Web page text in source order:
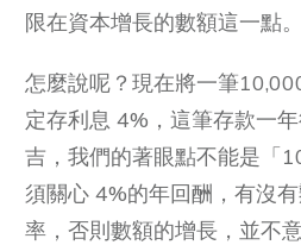
限在資本增長的數額這一點。
怎麼說呢？現在將一筆
定存利息 4%，這筆存款一
吉，我們的著眼點不能是「
須關心 4%的年回酬，有沒
率，否則數額的增長，並不